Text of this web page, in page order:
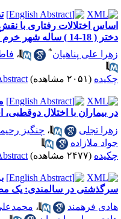
اختلالات رفتاری با
14 ) ساله شهر خرم آباد
علی پناهیان * ،
(۲۰۵۱ مشاهده) Abstract |
بیماران با اختلال
تجلی
،چنگیز
ملازاده
(۲۴۷۷ مشاهده) Abstract |
در سالمندی: یک
فرهمند
،